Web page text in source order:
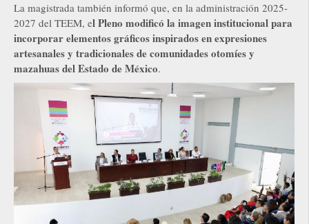
La magistrada también informó que, en la administración 2025-
2027 del TEEM, el Pleno modificó la imagen institucional para
incorporar elementos gráficos inspirados en expresiones
artesanales y tradicionales de comunidades otomíes y
mazahuas del Estado de México.